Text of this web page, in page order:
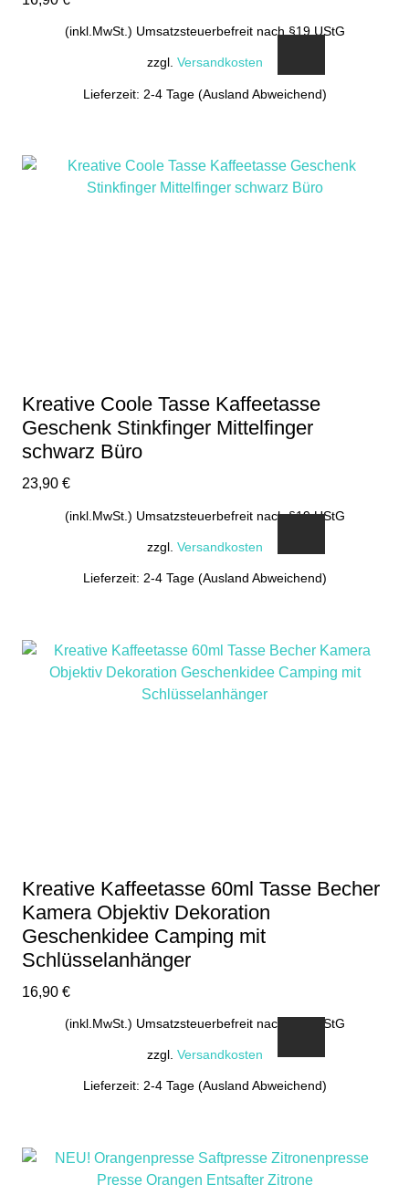
(inkl.MwSt.) Umsatzsteuerbefreit nach §19 UStG
zzgl. Versandkosten
Lieferzeit: 2-4 Tage (Ausland Abweichend)
Kreative Coole Tasse Kaffeetasse
Geschenk Stinkfinger Mittelfinger
schwarz Büro
23,90 €
(inkl.MwSt.) Umsatzsteuerbefreit nach §19 UStG
zzgl. Versandkosten
Lieferzeit: 2-4 Tage (Ausland Abweichend)
Kreative Kaffeetasse 60ml Tasse Becher
Kamera Objektiv Dekoration
Geschenkidee Camping mit
Schlüsselanhänger
16,90 €
(inkl.MwSt.) Umsatzsteuerbefreit nach §19 UStG
zzgl. Versandkosten
Lieferzeit: 2-4 Tage (Ausland Abweichend)